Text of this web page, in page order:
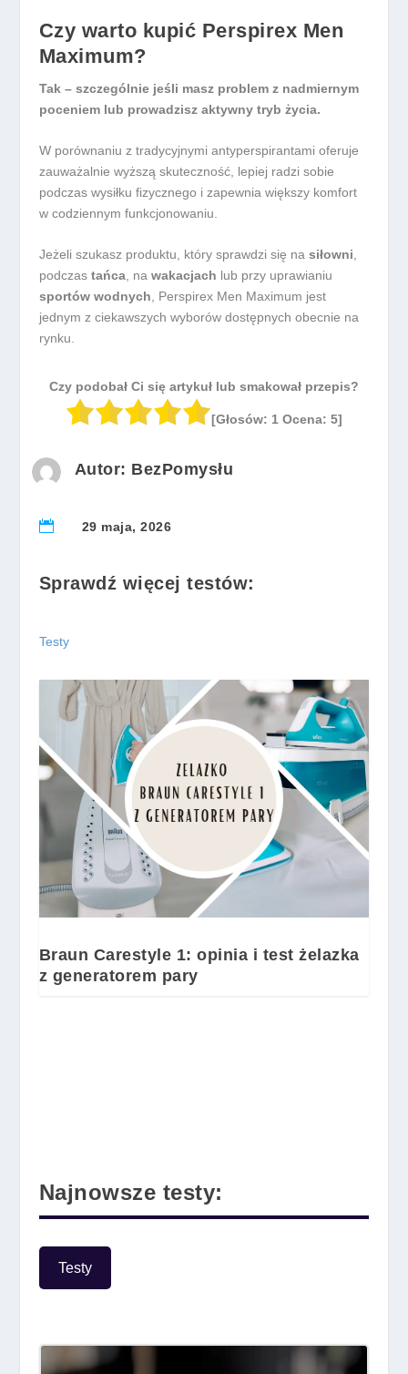
Czy warto kupić Perspirex Men
Maximum?
Tak – szczególnie jeśli masz problem z nadmiernym
poceniem lub prowadzisz aktywny tryb życia.
W porównaniu z tradycyjnymi antyperspirantami oferuje
zauważalnie wyższą skuteczność, lepiej radzi sobie
podczas wysiłku fizycznego i zapewnia większy komfort
w codziennym funkcjonowaniu.
Jeżeli szukasz produktu, który sprawdzi się na siłowni,
podczas tańca, na wakacjach lub przy uprawianiu
sportów wodnych, Perspirex Men Maximum jest
jednym z ciekawszych wyborów dostępnych obecnie na
rynku.
Czy podobał Ci się artykuł lub smakował przepis?
[Głosów: 1Ocena: 5]
Autor: BezPomysłu
 29 maja, 2026
Sprawdź więcej testów:
Testy
Braun Carestyle 1: opinia i test żelazka
z generatorem pary
Najnowsze testy:
Testy